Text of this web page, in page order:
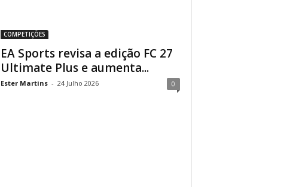
COMPETIÇÕES
EA Sports revisa a edição FC 27
Ultimate Plus e aumenta...
Ester Martins - 24 Julho 2026 0